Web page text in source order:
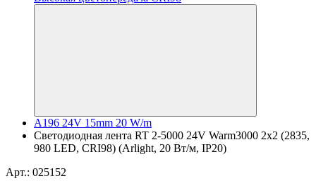
A196 24V 15mm 20 W/m
Светодиодная лента RT 2-5000 24V Warm3000 2x2 (2835,
980 LED, CRI98) (Arlight, 20 Вт/м, IP20)
Арт.: 025152